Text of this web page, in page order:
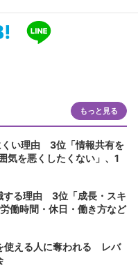
もっと見る
くい理由 3位「情報共有を
気を悪くしたくない」、1
する理由 3位「成長・スキ
働時間・休日・働き方など
使える人に奪われる レバ